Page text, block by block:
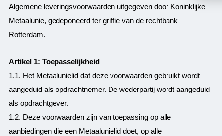
Algemene leveringsvoorwaarden uitgegeven door Koninklijke
Metaalunie, gedeponeerd ter griffie van de rechtbank
Rotterdam.
Artikel 1: Toepasselijkheid
1.1. Het Metaalunielid dat deze voorwaarden gebruikt wordt
aangeduid als opdrachtnemer. De wederpartij wordt aangeduid
als opdrachtgever.
1.2. Deze voorwaarden zijn van toepassing op alle
aanbiedingen die een Metaalunielid doet, op alle